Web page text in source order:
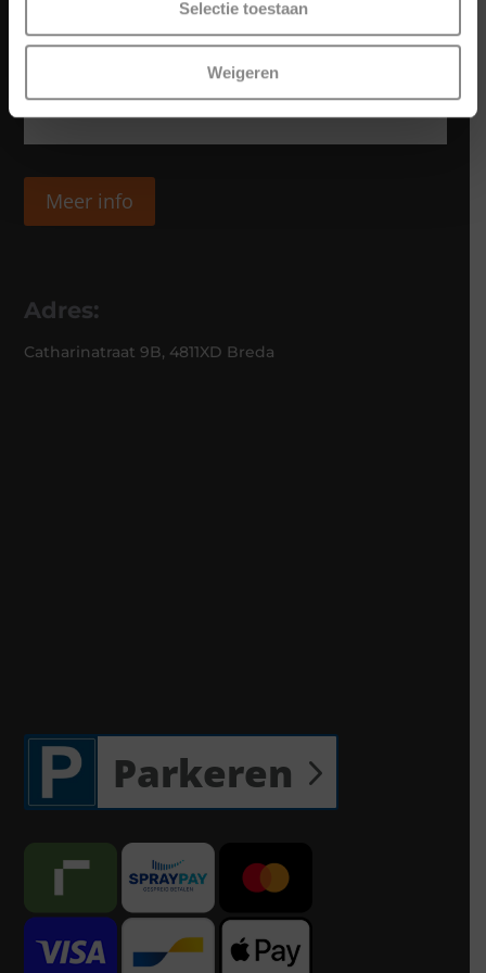
Selectie toestaan
Weigeren
Meer info
Adres:
Catharinatraat 9B, 4811XD Breda
Parkeren